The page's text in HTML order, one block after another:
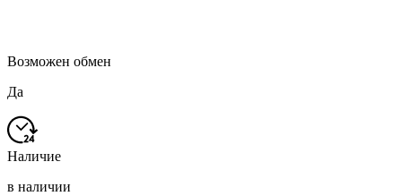
Возможен обмен
Да
Наличие
в наличии